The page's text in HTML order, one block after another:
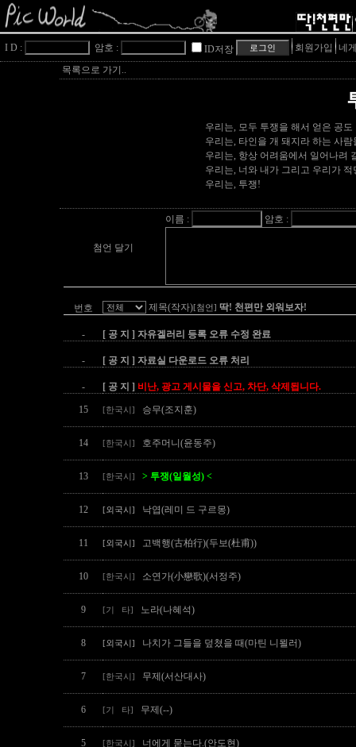
I D : 암호 : ID저장 회원가입
네
목록으로 가기..
우리는, 모두 투쟁을 해서 얻은 공
우리는, 타인을 개 돼지라 하는 사
우리는, 항상 어려움에서 일어나려
우리는, 너와 내가 그리고 우리가
우리는, 투쟁!
첨언 달기
이름 : 암호 :
번호 제목(작자)[첨언] 딱! 천편만 외워보자!
- [ 공 지 ] 자유겔러리 등록 오류 수정 완료
- [ 공 지 ] 자료실 다운로드 오류 처리
- [ 공 지 ] 비난, 광고 게시물을 신고, 차단, 삭제됩니다.
15 [한국시] 승무(조지훈)
14 [한국시] 호주머니(윤동주)
13 [한국시] > 투쟁(일월성) <
12 [외국시] 낙엽(레미 드 구르몽)
11 [외국시] 고백행(古柏行)(두보(杜甫))
10 [한국시] 소연가(小戀歌)(서정주)
9 [기 타] 노라(나혜석)
8 [외국시] 나치가 그들을 덮쳤을 때(마틴 니묄러)
7 [한국시] 무제(서산대사)
6 [기 타] 무제(--)
5 [한국시] 너에게 묻는다.(안도현)